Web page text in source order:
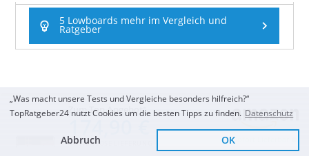
Zum Top Angebot
KOSTENLOSE LIEFERUNG Sofort Lieferbar
5 Lowboards mehr im Vergleich und
Ratgeber
„Was macht unsere Tests und Vergleiche besonders hilfreich?“
TopRatgeber24 nutzt Cookies um die besten Tipps zu finden. Datenschutz
Abbruch OK